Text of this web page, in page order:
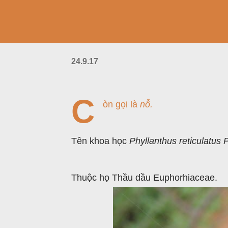
24.9.17
C òn gọi là nỗ.
Tên khoa học Phyllanthus reticulatus
Thuộc họ Thầu dầu Euphorhiaceae.